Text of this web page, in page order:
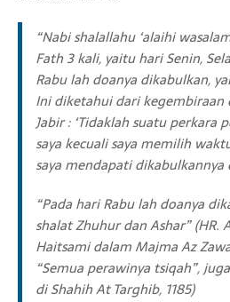
“Nabi shalallahu ‘alaihi
Fath 3 kali, yaitu hari Senin,
Rabu lah doanya dikabulkan,
Ini diketahui dari
Jabir : ‘Tidaklah suatu perkara
saya kecuali saya memilih
saya mendapati dikabulkannya
“Pada hari Rabu lah doanya
shalat Zhuhur dan Ashar” (HR.
Haitsami dalam Majma Az
“Semua perawinya tsiqah”,
di Shahih At Targhib, 1185)